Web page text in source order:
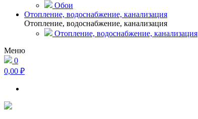
Обои
Отопление, водоснабжение, канализация
Отопление, водоснабжение, канализация
Отопление, водоснабжение, канализация
Меню
0
0,00 ₽